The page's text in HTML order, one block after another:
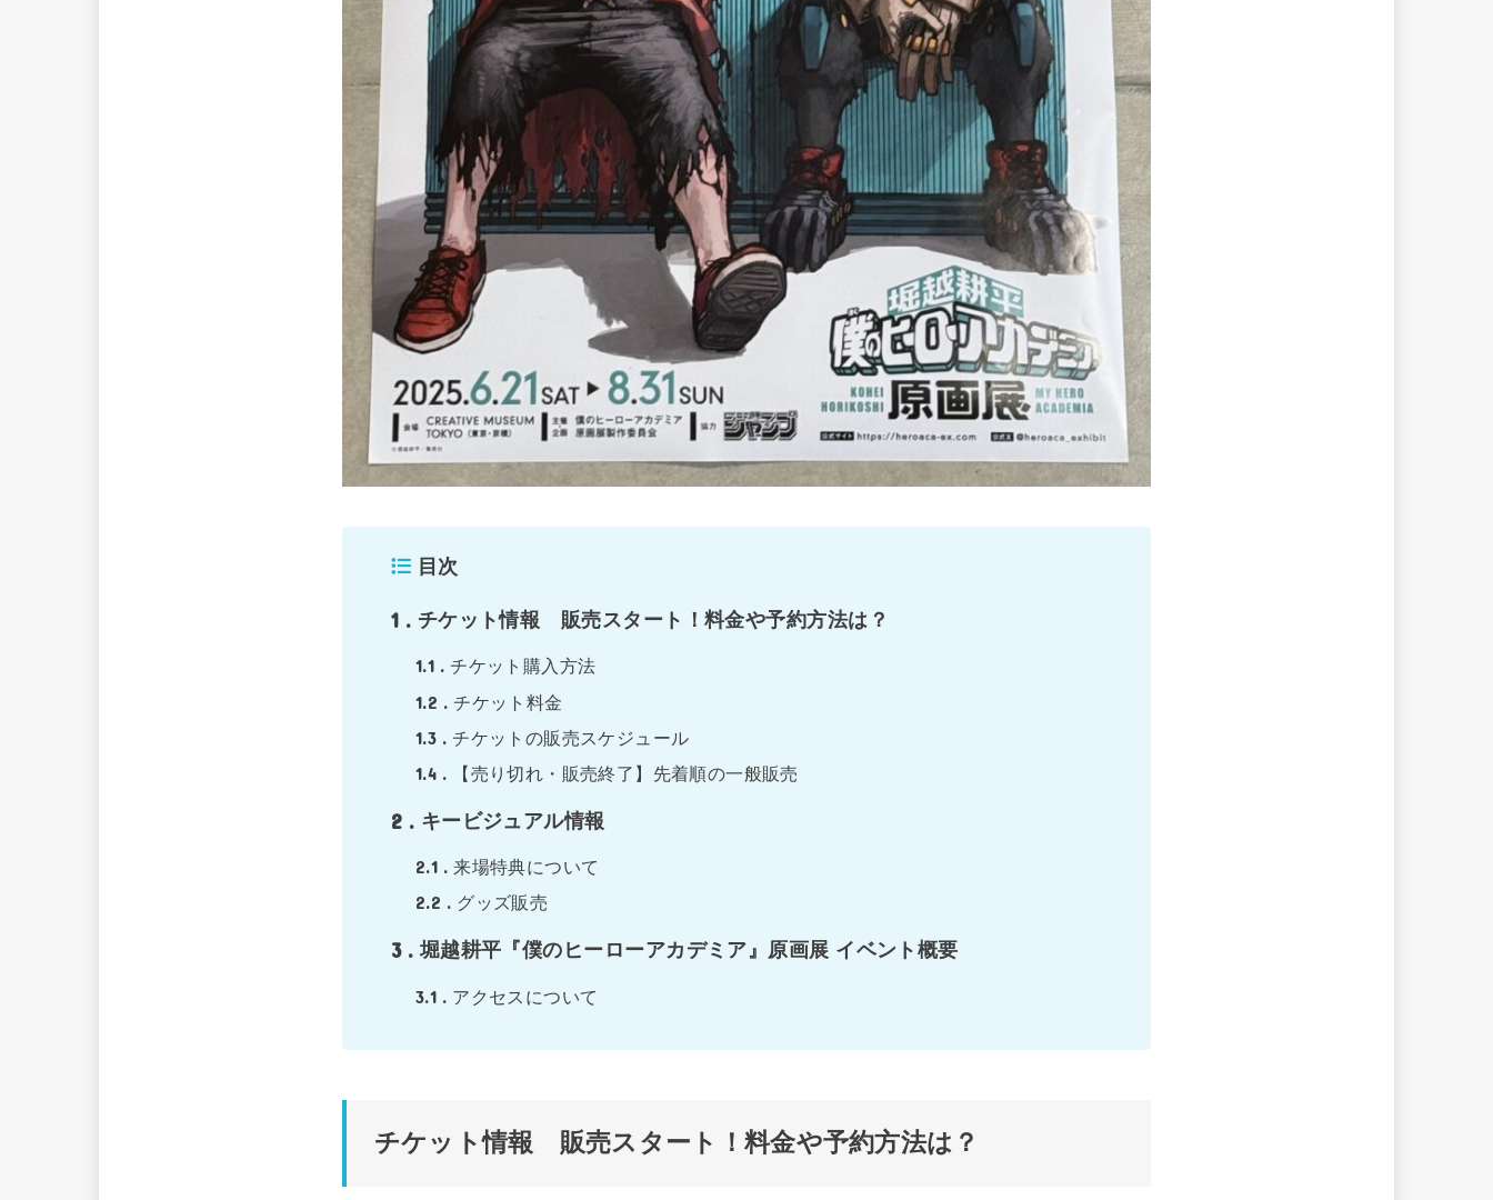
目次
1 チケット情報 販売スタート！料金や予約方法は？
1.1 チケット購入方法
1.2 チケット料金
1.3 チケットの販売スケジュール
1.4 【売り切れ・販売終了】先着順の一般販売
2 キービジュアル情報
2.1 来場特典について
2.2 グッズ販売
3 堀越耕平『僕のヒーローアカデミア』原画展 イベント概要
3.1 アクセスについて
チケット情報 販売スタート！料金や予約方法は？